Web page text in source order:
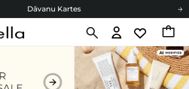
Dāvanu Kartes
Cosibella lojalitātes programma